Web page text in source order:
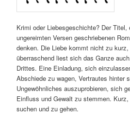
Krimi oder Liebesgeschichte? Der
ungereimten Versen geschriebenen
denken. Die Liebe kommt nicht zu
überraschend liest sich das Ganze
Drittes. Eine Einladung, sich
Abschiede zu wagen, Vertrautes hinter
Ungewöhnliches auszuprobieren, sich
Einfluss und Gewalt zu stemmen.
suchen und zu gehen.